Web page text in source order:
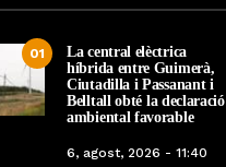
01
La central elèctrica
híbrida entre Guimerà,
Ciutadilla i Passanant i
Belltall obté la declaració
ambiental favorable
6, agost, 2026 - 11:40